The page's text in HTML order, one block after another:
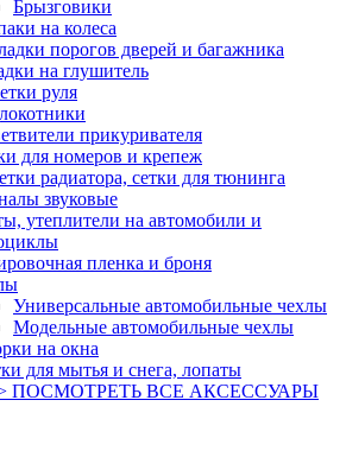
Брызговики
на колеса
порогов дверей и багажника
на глушитель
руля
прикуривателя
для номеров и крепеж
радиатора, сетки для тюнинга
звуковые
утеплители на автомобили и
пленка и броня
Универсальные автомобильные чехлы
Модельные автомобильные чехлы
на окна
для мытья и снега, лопаты
ПОСМОТРЕТЬ ВСЕ АКСЕССУАРЫ